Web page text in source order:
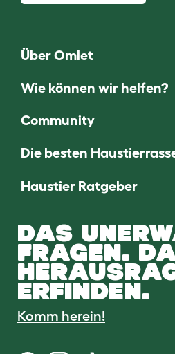
Über Omlet
Wie können wir helfen?
Community
Die besten
Haustier Ratgeber
DAS
FRAGEN.
ERFINDEN.
Komm herein!